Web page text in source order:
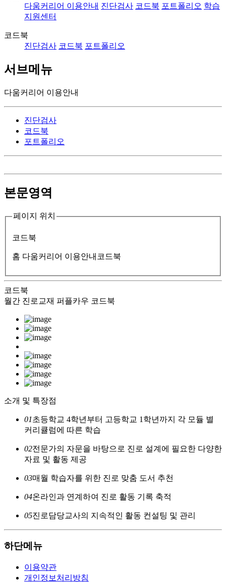
다움커리어 이용안내 진단검사 코드북 포트폴리오 학습
지원센터
코드북
진단검사 코드북 포트폴리오
서브메뉴
다움커리어 이용안내
진단검사
코드북
포트폴리오
본문영역
페이지 위치
코드북
홈 다움커리어 이용안내 코드북
코드북
월간 진로교재 퍼플카우 코드북
소개 및 특장점
01초등학교 4학년부터 고등학교 1학년까지 각 모듈 별
커리큘럼에 따른 학습
02전문가의 자문을 바탕으로 진로 설계에 필요한 다양한
자료 및 활동 제공
03매월 학습자를 위한 진로 맞춤 도서 추천
04온라인과 연계하여 진로 활동 기록 축적
05진로담당교사의 지속적인 활동 컨설팅 및 관리
하단메뉴
이용약관
개인정보처리방침